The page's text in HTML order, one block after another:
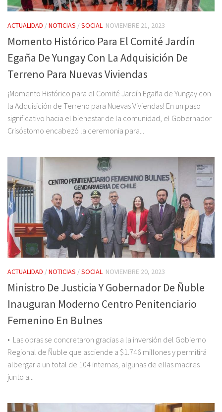
ACTUALIDAD /NOTICIAS /SOCIAL NOVIEMBRE 21, 2023
Momento Histórico Para El Comité Jardín
Egaña De Yungay Con La Adquisición De
Terreno Para Nuevas Viviendas
¡Momento Histórico para el Comité Jardín Egaña de Yungay con
la Adquisición de Terreno para Nuevas Viviendas! En un paso
significativo hacia el bienestar de la comunidad, el Gobernador
Crisóstomo encabezó la ceremonia para...
ACTUALIDAD /NOTICIAS /SOCIAL NOVIEMBRE 20, 2023
Ministro De Justicia Y Gobernador De Ñuble
Inauguran Moderno Centro Penitenciario
Femenino En Bulnes
• Las obras se concretaron gracias a la inversión del Gobierno
Regional de Ñuble que asciende a $1.746 millones y permitirá
albergar a un total de 104 internas, algunas de ellas madres
junto a...